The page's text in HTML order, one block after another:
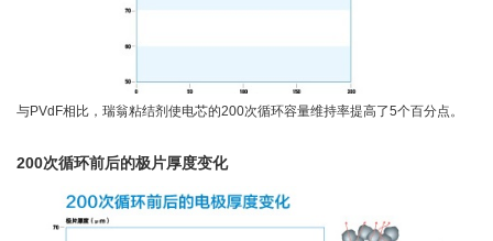
与PVdF相比，瑞翁粘结剂使电芯的200次循环容量维持率提高了5个百分点。
200次循环前后的极片厚度变化